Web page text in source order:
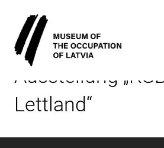
Ausstellung
Lettland“